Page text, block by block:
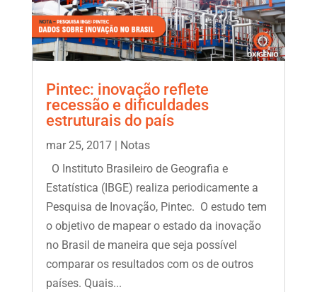
Pintec: inovação reflete
recessão e dificuldades
estruturais do país
mar 25, 2017| Notas
O Instituto Brasileiro de Geografia e
Estatística (IBGE) realiza periodicamente a
Pesquisa de Inovação, Pintec. O estudo tem
o objetivo de mapear o estado da inovação
no Brasil de maneira que seja possível
comparar os resultados com os de outros
países. Quais...